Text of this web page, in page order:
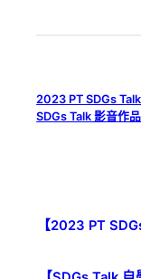
2023 PT SDGs
SDGs Talk 影音作
【2023 PT